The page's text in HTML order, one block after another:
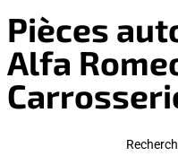
Pièces
Alfa